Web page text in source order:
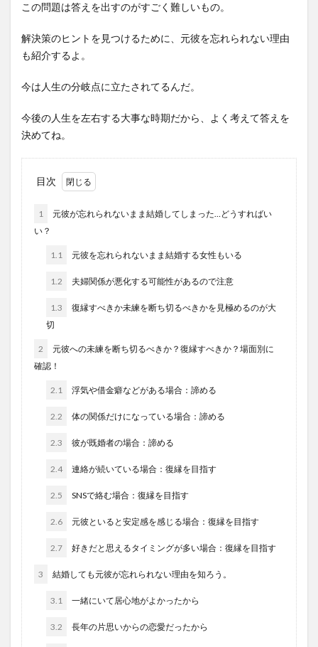
この問題は答えを出すのがすごく難しいもの。
解決策のヒントを見つけるために、元彼を忘れられない理由
も紹介するよ。
今は人生の分岐点に立たされてるんだ。
今後の人生を左右する大事な時期だから、よく考えて答えを
決めてね。
目次
1
元彼が忘れられないまま結婚してしまった…どうすればい
い？
1.1 元彼を忘れられないまま結婚する女性もいる
1.2 夫婦関係が悪化する可能性があるので注意
1.3
復縁すべきか未練を断ち切るべきかを見極めるのが大
切
2
元彼への未練を断ち切るべきか？復縁すべきか？場面別に
確認！
2.1 浮気や借金癖などがある場合：諦める
2.2 体の関係だけになっている場合：諦める
2.3 彼が既婚者の場合：諦める
2.4 連絡が続いている場合：復縁を目指す
2.5 SNSで絡む場合：復縁を目指す
2.6 元彼といると安定感を感じる場合：復縁を目指す
2.7 好きだと思えるタイミングが多い場合：復縁を目指す
3 結婚しても元彼が忘れられない理由を知ろう。
3.1 一緒にいて居心地がよかったから
3.2 長年の片思いからの恋愛だったから